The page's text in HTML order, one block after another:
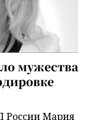
мужества
России Мария